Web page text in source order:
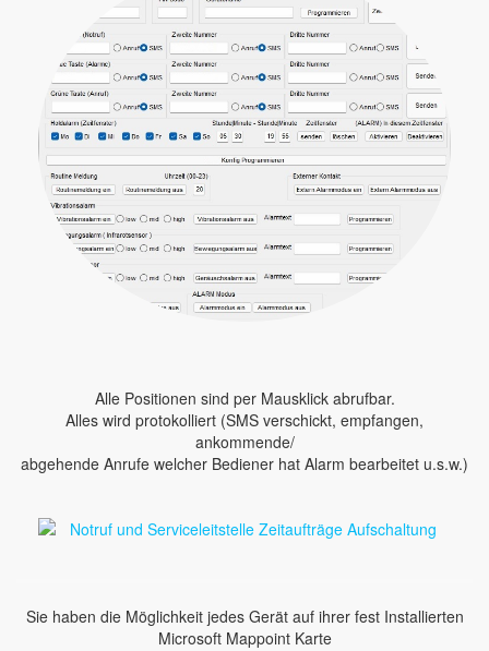
Alle Positionen sind per Mausklick abrufbar.
Alles wird protokolliert (SMS verschickt, empfangen,
ankommende/
abgehende Anrufe welcher Bediener hat Alarm bearbeitet u.s.w.)
Sie haben die Möglichkeit jedes Gerät auf ihrer fest Installierten
Microsoft Mappoint Karte